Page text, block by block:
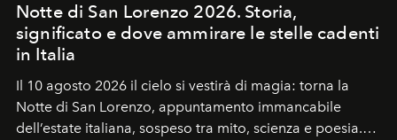
Notte di San Lorenzo 2026. Storia,
significato e dove ammirare le stelle cadenti
in Italia
Il 10 agosto 2026 il cielo si vestirà di magia: torna la
Notte di San Lorenzo, appuntamento immancabile
dell’estate italiana, sospeso tra mito, scienza e poesia.